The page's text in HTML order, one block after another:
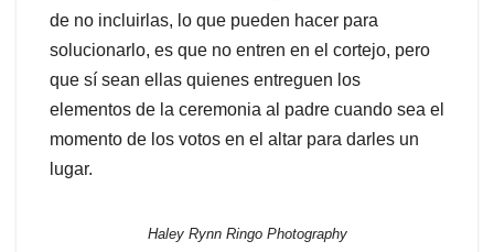
de no incluirlas, lo que pueden hacer para
solucionarlo, es que no entren en el cortejo, pero
que sí sean ellas quienes entreguen los
elementos de la ceremonia al padre cuando sea el
momento de los votos en el altar para darles un
lugar.
Haley Rynn Ringo Photography